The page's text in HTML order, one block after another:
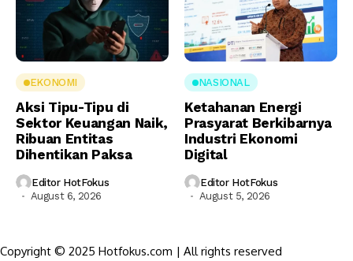
EKONOMI
Aksi Tipu-Tipu di
Sektor Keuangan Naik,
Ribuan Entitas
Dihentikan Paksa
Editor HotFokus
August 6, 2026
NASIONAL
Ketahanan Energi
Prasyarat Berkibarnya
Industri Ekonomi
Digital
Editor HotFokus
August 5, 2026
Copyright © 2025 Hotfokus.com | All rights reserved